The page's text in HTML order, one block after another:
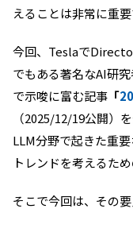
えることは非常に重要
今回、Teslaで
でもある著名なAI研
で示唆に富む記事 「
（2025/12/19公開）
LLM分野で起きた重
トレンドを考えるた
そこで今回は、その